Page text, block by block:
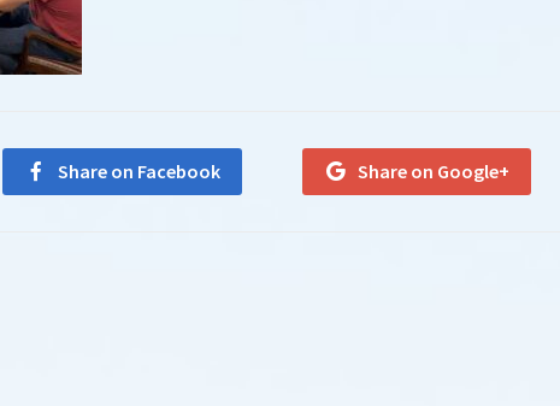
Share on Facebook Share on Google+